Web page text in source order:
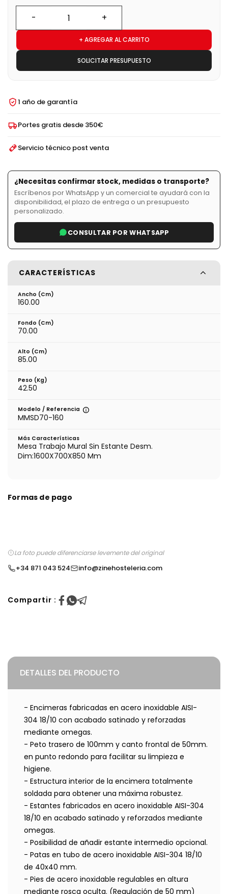
+ AGREGAR AL CARRITO
SOLICITAR PRESUPUESTO
1 año de garantía
Portes gratis desde 350€
Servicio técnico post venta
¿Necesitas confirmar stock, medidas o transporte?
Escríbenos por WhatsApp y un comercial te ayudará con la
disponibilidad, el plazo de entrega o un presupuesto
personalizado.
CONSULTAR POR WHATSAPP
CARACTERÍSTICAS
Ancho (cm)
160.00
Fondo (cm)
70.00
Alto (cm)
85.00
Peso (kg)
42.50
Modelo / Referencia
MMSD70-160
Más Características
Mesa Trabajo Mural Sin Estante Desm.
Dim:1600X700X850 Mm
Formas de pago
La foto puede diferenciarse levemente del original
+34 871 043 524 info@zinehosteleria.com
Compartir :
DETALLES DEL PRODUCTO
- Encimeras fabricadas en acero inoxidable AISI-
304 18/10 con acabado satinado y reforzadas
mediante omegas.
- Peto trasero de 100mm y canto frontal de 50mm.
en punto redondo para facilitar su limpieza e
higiene.
- Estructura interior de la encimera totalmente
soldada para obtener una máxima robustez.
- Estantes fabricados en acero inoxidable AISI-304
18/10 en acabado satinado y reforzados mediante
omegas.
- Posibilidad de añadir estante intermedio opcional.
- Patas en tubo de acero inoxidable AISI-304 18/10
de 40x40 mm.
- Pies de acero inoxidable regulables en altura
mediante rosca oculta. (Regulación de 50 mm)